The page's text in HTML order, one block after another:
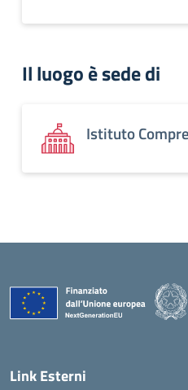
Il luogo è sede di
Istituto
Link Esterni